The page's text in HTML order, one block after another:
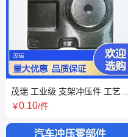
茂瑞 工业级 支架冲压件 工艺成
熟 表面光洁 耐用性强
￥0.10/件